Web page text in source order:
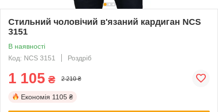
Стильний чоловічий в'язаний кардиган NCS
3151
В наявності
Код: NCS 3151
Роздріб
1 105 ₴ 2 210 ₴
Економія 1105 ₴